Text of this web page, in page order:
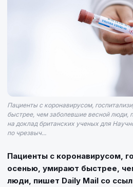
Пациенты с коронавирусом,
быстрее, чем заболевшие весной люди,
на доклад британских ученых для
по чрезвыч...
Пациенты с коронавирусом,
осенью, умирают быстрее,
люди, пишет Daily Mail со